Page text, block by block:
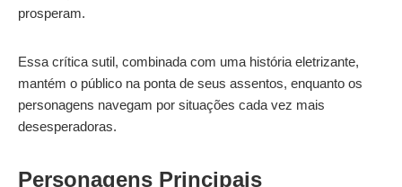
prosperam.
Essa crítica sutil, combinada com uma história eletrizante,
mantém o público na ponta de seus assentos, enquanto os
personagens navegam por situações cada vez mais
desesperadoras.
Personagens Principais